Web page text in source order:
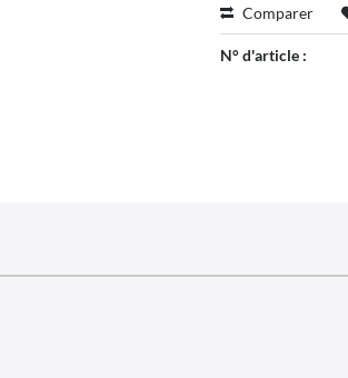
Comparer
N° d'article :